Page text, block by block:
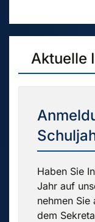
Aktuelle
Haben Sie
Jahr auf
nehmen
dem